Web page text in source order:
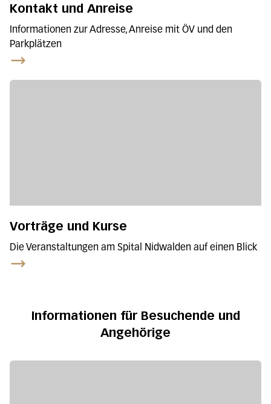
Kontakt und Anreise
Informationen zur Adresse, Anreise mit ÖV und den
Parkplätzen
Vorträge und Kurse
Die Veranstaltungen am Spital Nidwalden auf einen Blick
Informationen für Besuchende und
Angehörige